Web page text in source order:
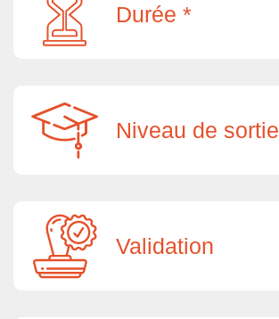
Durée *
Niveau de sortie
Validation